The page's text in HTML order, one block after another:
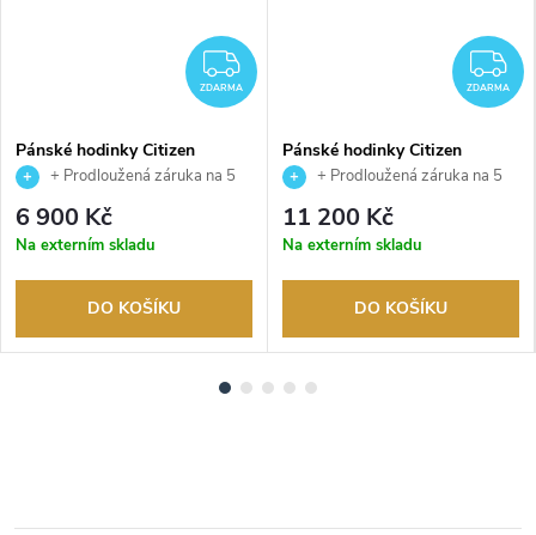
ZDARMA
ZDARMA
Pánské hodinky Citizen
CA4640-09A
+ Prodloužená záruka na 5
let. Až 100 dní na vrácení zboží.
Autorizovaný prodejce.
6 900 Kč
Na externím skladu
DO KOŠÍKU
ZDARMA
Pánské hodinky Citizen
NJ0180-80A
+ Prodloužená záruka na 5
let. Až 100 dní na vrácení zboží.
Autorizovaný prodejce.
11 200 Kč
Na externím skladu
DO KOŠÍKU